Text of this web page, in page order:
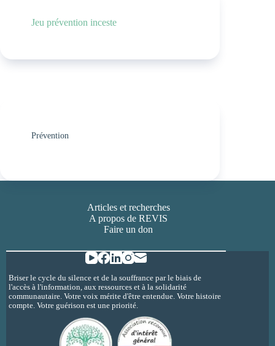
Jeu prévention inceste
Prévention
Articles et recherches
A propos de REVIS
Faire un don
Briser le cycle du silence et de la souffrance par le biais de
l'accès à l'information, aux ressources et à la solidarité
communautaire. Votre voix mérite d'être entendue. Votre histoire
compte. Votre guérison est une priorité.